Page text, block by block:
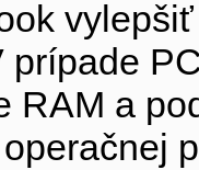
prípade
RAM a